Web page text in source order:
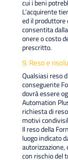
cui i beni
L’acquirente
ed il produttore
consentita
onere o costo
prescritto.
9. Reso e
Qualsiasi reso
conseguente
dovrà essere
Automation
richiesta di
motivi
Il reso della
luogo indicato
autorizzazione,
con rischio del